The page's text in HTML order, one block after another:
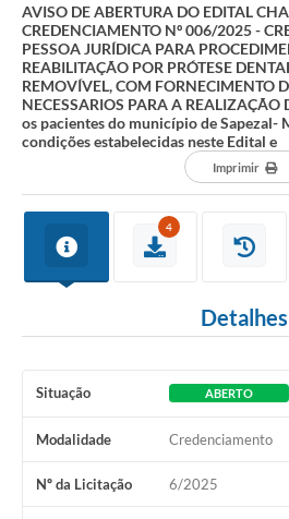
JURÍDICA...
AVISO DE ABERTURA DO EDITAL
CREDENCIAMENTO Nº 006/2025 -
PESSOA JURÍDICA PARA
REABILITAÇÃO POR PRÓTESE
REMOVÍVEL, COM FORNECIMENTO
NECESSARIOS PARA A REALIZAÇÃO
os pacientes do município de Sapezal-
condições estabelecidas neste Edital e
Imprimir
4
Detalhes
Situação ABERTO
Modalidade Credenciamento
Nº da Licitação 6/2025